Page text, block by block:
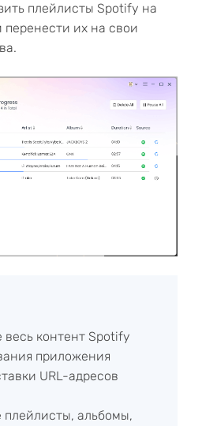
плейлисты Spotify на
перенести их на свои
весь контент Spotify
приложения
URL-адресов
плейлисты, альбомы,